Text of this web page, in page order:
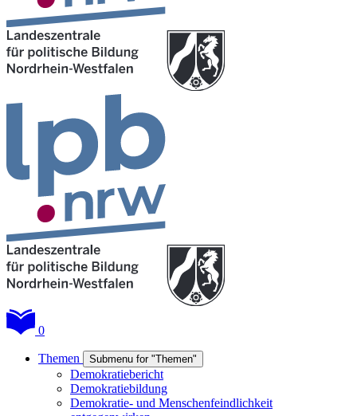
0
Themen Submenu for "Themen"
Demokratiebericht
Demokratiebildung
Demokratie- und Menschenfeindlichkeit